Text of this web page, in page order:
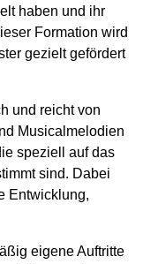
haben und ihr
Formation wird
gezielt gefördert
und reicht von
Musicalmelodien
speziell auf das
sind. Dabei
Entwicklung,
eigene Auftritte